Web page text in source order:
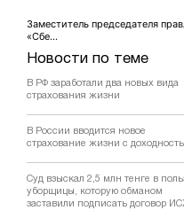
Новости по теме
В РФ заработали два новых вида
страхования жизни
В России вводится новое
страхование жизни с
Суд взыскал 2,5 млн тенге в
уборщицы, которую обманом
заставили подписать договор
Заместитель председателя
«Сбе...